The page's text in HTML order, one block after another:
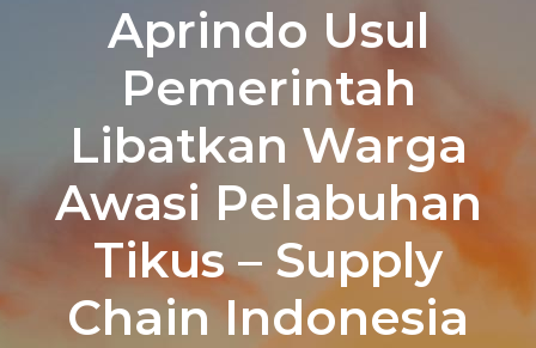
Aprindo Usul
Pemerintah
Libatkan Warga
Awasi Pelabuhan
Tikus – Supply
Chain Indonesia